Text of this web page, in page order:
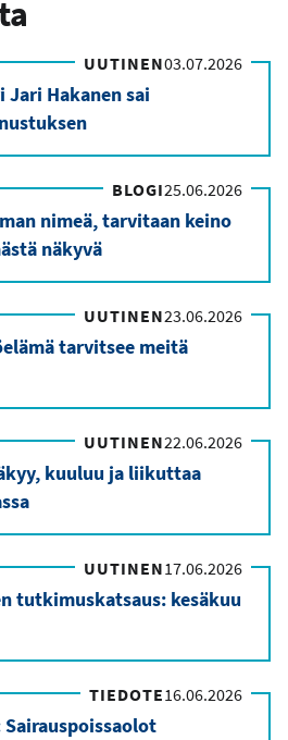
UUTINEN03.07.2026
Hakanen sai
BLOGI25.06.2026
nimeä, tarvitaan keino
näkyvä
UUTINEN23.06.2026
tarvitsee meitä
UUTINEN22.06.2026
kuuluu ja liikuttaa
UUTINEN17.06.2026
tutkimuskatsaus: kesäkuu
TIEDOTE16.06.2026